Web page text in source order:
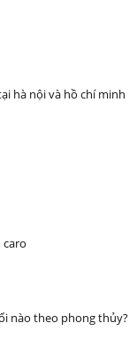
hà nội và hồ chí minh
nào theo phong thủy?